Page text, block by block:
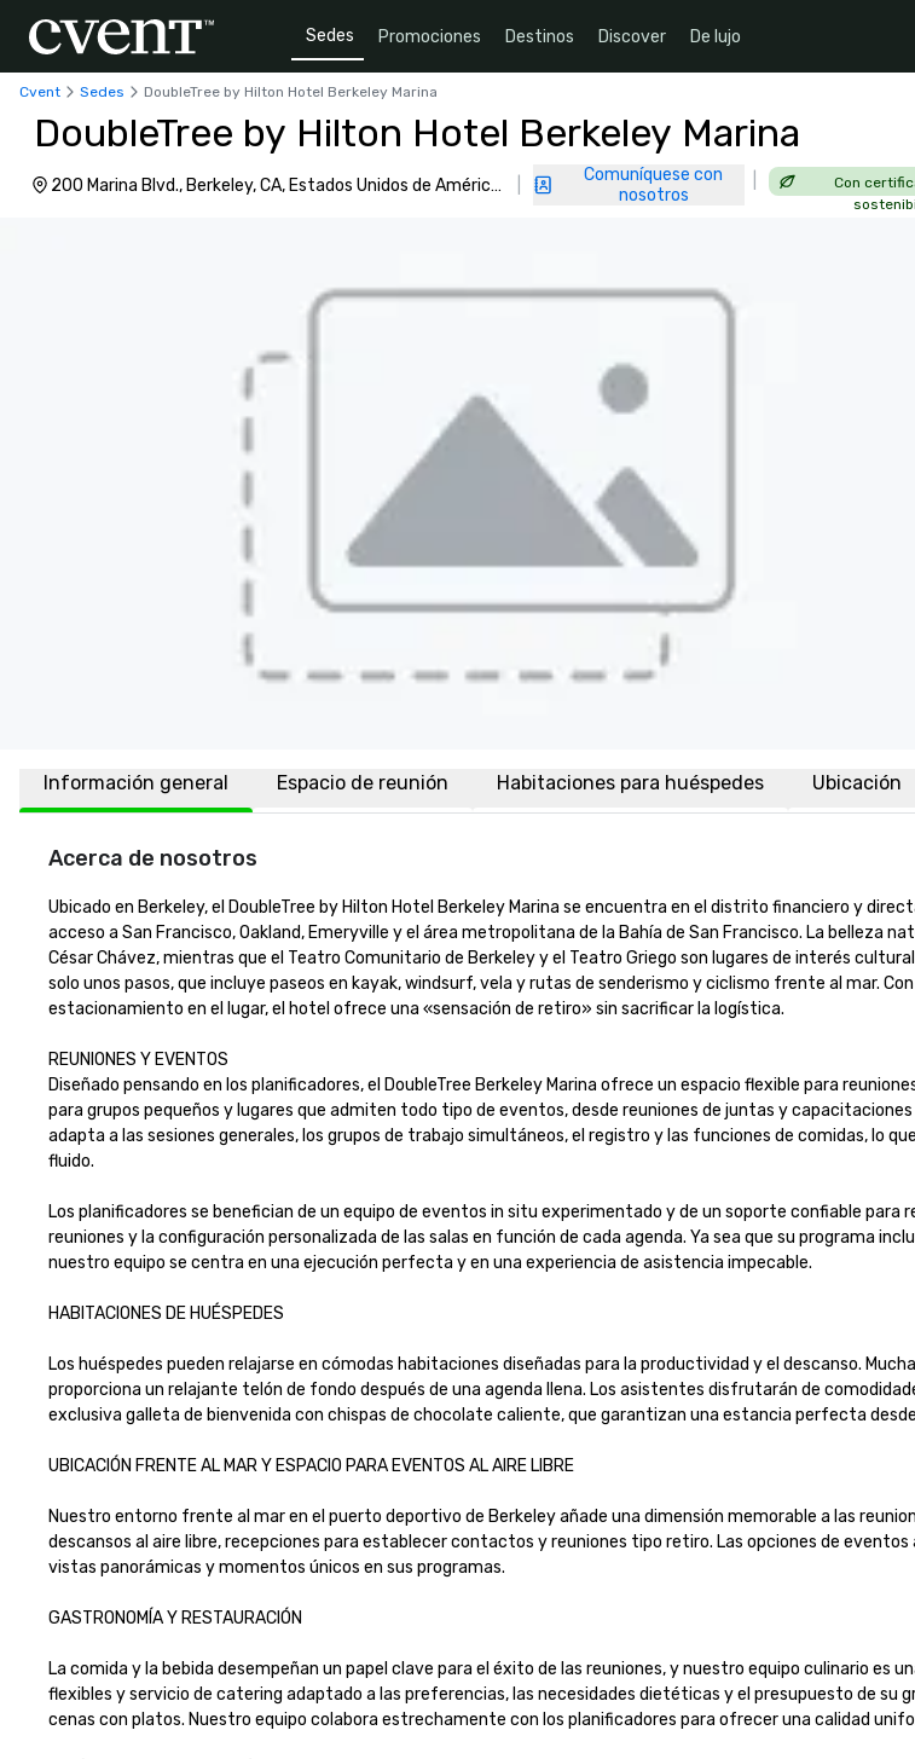
Sedes Promociones Destinos Discover De lujo
Cvent Sedes DoubleTree by Hilton Hotel Berkeley Marina
DoubleTree by Hilton Hotel Berkeley Marina
200 Marina Blvd., Berkeley, CA, Estados Unidos de América,
Comuníquese con
nosotros
Con
Información general Espacio de reunión Habitaciones para huéspedes Ubicación
Acerca de nosotros
Ubicado en Berkeley, el DoubleTree by Hilton Hotel Berkeley Marina se encuentra en el distrito financiero y
acceso a San Francisco, Oakland, Emeryville y el área metropolitana de la Bahía de San Francisco. La belleza
César Chávez, mientras que el Teatro Comunitario de Berkeley y el Teatro Griego son lugares de interés
solo unos pasos, que incluye paseos en kayak, windsurf, vela y rutas de senderismo y ciclismo frente al mar.
estacionamiento en el lugar, el hotel ofrece una «sensación de retiro» sin sacrificar la logística.
REUNIONES Y EVENTOS
Diseñado pensando en los planificadores, el DoubleTree Berkeley Marina ofrece un espacio flexible para
para grupos pequeños y lugares que admiten todo tipo de eventos, desde reuniones de juntas y
adapta a las sesiones generales, los grupos de trabajo simultáneos, el registro y las funciones de comidas, lo
fluido.
Los planificadores se benefician de un equipo de eventos in situ experimentado y de un soporte confiable para
reuniones y la configuración personalizada de las salas en función de cada agenda. Ya sea que su programa
nuestro equipo se centra en una ejecución perfecta y en una experiencia de asistencia impecable.
HABITACIONES DE HUÉSPEDES
Los huéspedes pueden relajarse en cómodas habitaciones diseñadas para la productividad y el descanso.
proporciona un relajante telón de fondo después de una agenda llena. Los asistentes disfrutarán de
exclusiva galleta de bienvenida con chispas de chocolate caliente, que garantizan una estancia perfecta
UBICACIÓN FRENTE AL MAR Y ESPACIO PARA EVENTOS AL AIRE LIBRE
Nuestro entorno frente al mar en el puerto deportivo de Berkeley añade una dimensión memorable a las
descansos al aire libre, recepciones para establecer contactos y reuniones tipo retiro. Las opciones de
vistas panorámicas y momentos únicos en sus programas.
GASTRONOMÍA Y RESTAURACIÓN
La comida y la bebida desempeñan un papel clave para el éxito de las reuniones, y nuestro equipo culinario
flexibles y servicio de catering adaptado a las preferencias, las necesidades dietéticas y el presupuesto de
cenas con platos. Nuestro equipo colabora estrechamente con los planificadores para ofrecer una calidad